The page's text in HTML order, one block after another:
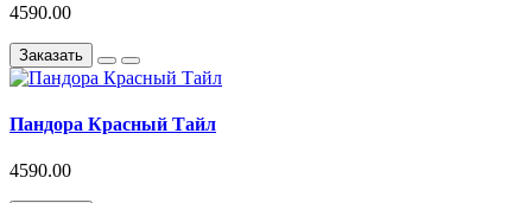
4590.00
Заказать
Пандора Красный Тайл
4590.00